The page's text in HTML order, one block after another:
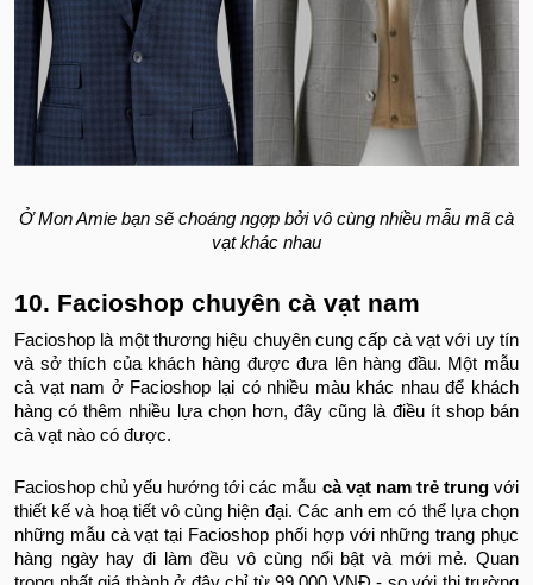
Ở Mon Amie bạn sẽ choáng ngợp bởi vô cùng nhiều mẫu mã cà
vạt khác nhau
10. Facioshop chuyên cà vạt nam
Facioshop là một thương hiệu chuyên cung cấp cà vạt với uy tín
và sở thích của khách hàng được đưa lên hàng đầu. Một mẫu
cà vạt nam ở Facioshop lại có nhiều màu khác nhau để khách
hàng có thêm nhiều lựa chọn hơn, đây cũng là điều ít shop bán
cà vạt nào có được.
Facioshop chủ yếu hướng tới các mẫu cà vạt nam trẻ trungvới
thiết kế và hoạ tiết vô cùng hiện đại. Các anh em có thể lựa chọn
những mẫu cà vạt tại Facioshop phối hợp với những trang phục
hàng ngày hay đi làm đều vô cùng nổi bật và mới mẻ. Quan